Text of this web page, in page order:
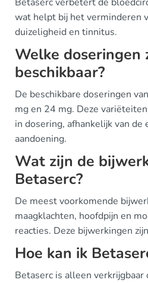
wat helpt bij het verminderen
duizeligheid en tinnitus.
Welke doseringen
beschikbaar?
De beschikbare doseringen
mg en 24 mg. Deze
in dosering, afhankelijk van de
aandoening.
Wat zijn de
Betaserc?
De meest voorkomende
maagklachten, hoofdpijn en
reacties. Deze bijwerkingen
Hoe kan ik
Betaserc is alleen